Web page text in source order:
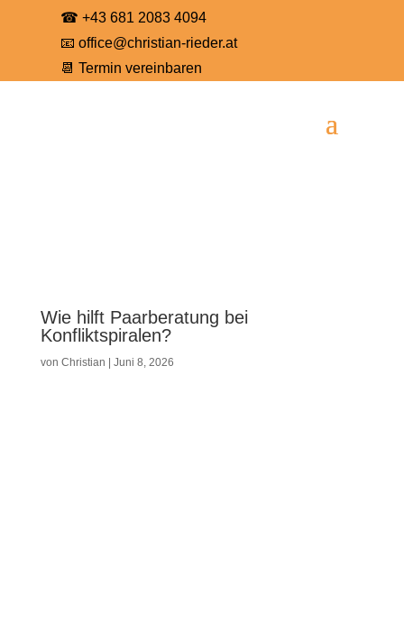
☎ +43 681 2083 4094
📧office@christian-rieder.at
📆Termin vereinbaren
Wie hilft Paarberatung bei
Konfliktspiralen?
von Christian Juni 8, 2026